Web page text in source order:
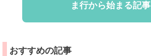
ま行から始まる記事
おすすめの記事